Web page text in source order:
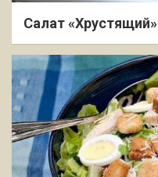
Салат «Хрустящий»